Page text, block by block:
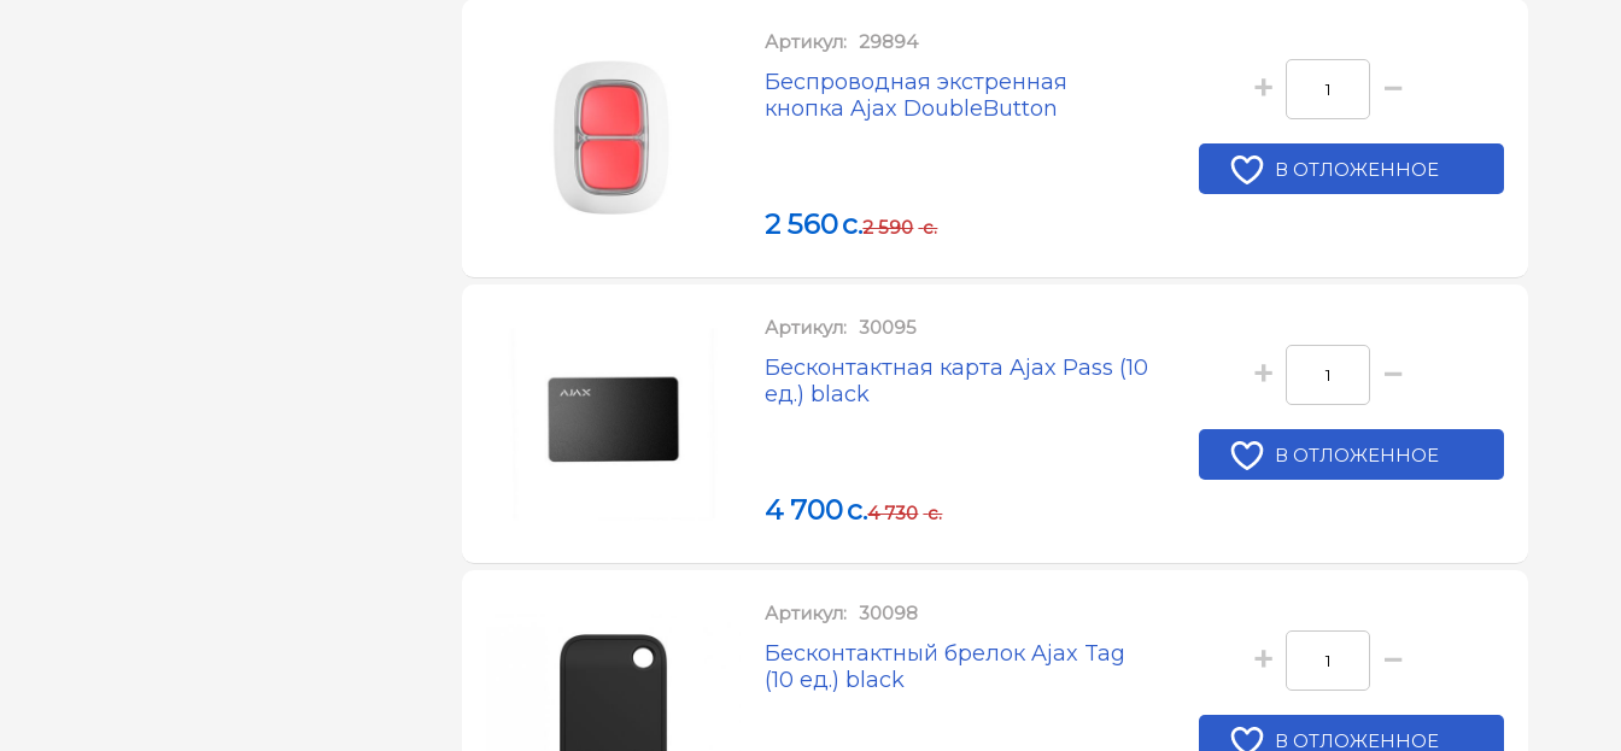
Артикул: 29894
Беспроводная экстренная
кнопка Ajax DoubleButton
2 560c.2 590 c.
+ −
В ОТЛОЖЕННОЕ
Артикул: 30095
Бесконтактная карта Ajax Pass (10
ед.) black
4 700c.4 730 c.
+ −
В ОТЛОЖЕННОЕ
Артикул: 30098
Бесконтактный брелок Ajax Tag
(10 ед.) black
+ −
В ОТЛОЖЕННОЕ